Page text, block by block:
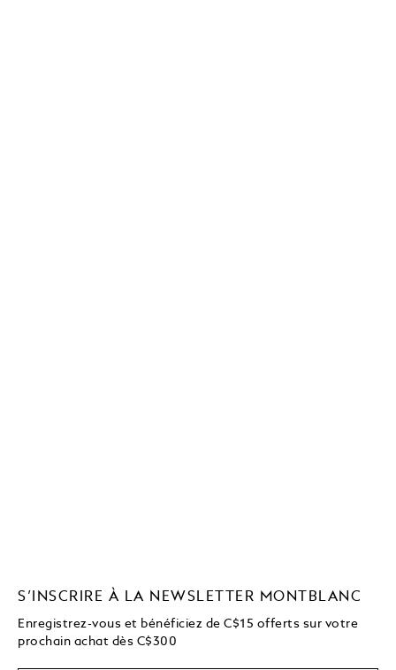
S’INSCRIRE À LA NEWSLETTER MONTBLANC
Enregistrez-vous et bénéficiez de C$15 offerts sur votre
prochain achat dès C$300